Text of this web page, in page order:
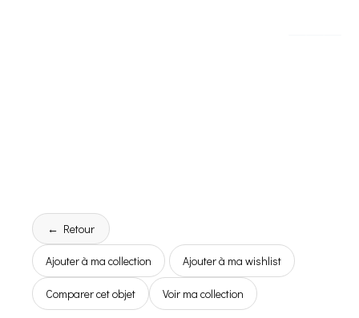
← Retour
Ajouter à ma collection Ajouter à ma wishlist
Comparer cet objet Voir ma collection